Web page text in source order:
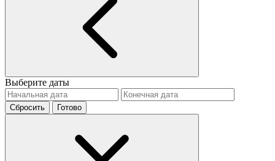
Выберите даты
Сбросить Готово